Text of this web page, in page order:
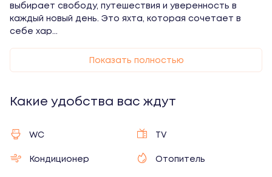
Войти
выбирает свободу, путешествия и уверенность в
каждый новый день. Это яхта, которая сочетает в
себе хар...
Показать полностью
Какие удобства вас ждут
WC TV
Кондиционер Отопитель